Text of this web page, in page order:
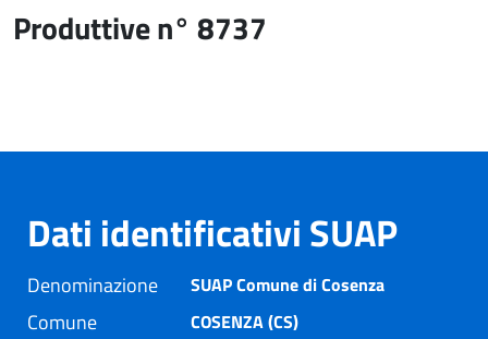
Produttive n° 8737
Dati identificativi SUAP
Denominazione SUAP Comune di Cosenza
Comune COSENZA (CS)